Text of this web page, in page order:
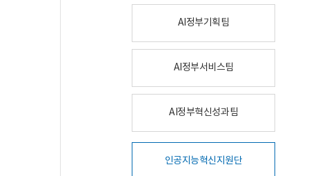
AI정부기획팀
AI정부서비스팀
AI정부혁신성과팀
인공지능혁신지원단